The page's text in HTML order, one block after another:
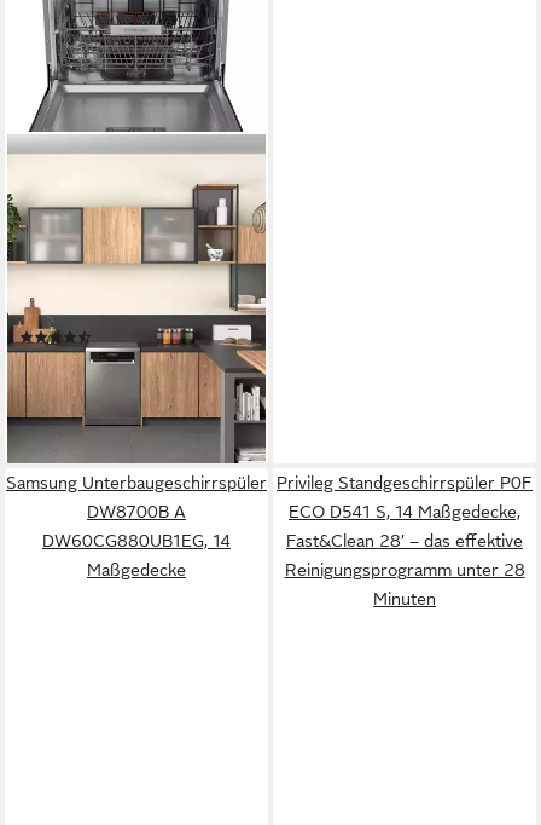
Standgeschirrspüler OBFC
Ecosilent 7540
60 x 85 x 59 cm
B/H/T
freistehend (unterbaufähig) Einbauart
Produktdatenblatt
499,00 € UVP1.729,00 €
mtl. in 36 Raten
-71%
lieferbar - in 2-3 Werktagen bei dir
Samsung Unterbaugeschirrspüler
DW8700B A
DW60CG880UB1EG, 14
Maßgedecke
Privileg Standgeschirrspüler P0F
ECO D541 S, 14 Maßgedecke,
Fast&Clean 28’ – das effektive
Reinigungsprogramm unter 28
Minuten